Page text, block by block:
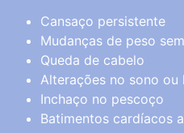
Cansaço persistente
Mudanças de peso
Queda de cabelo
Alterações no sono ou
Inchaço no pescoço
Batimentos cardíacos